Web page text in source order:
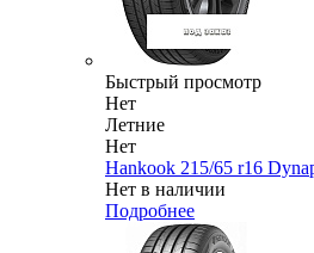
Быстрый просмотр
Нет
Летние
Нет
Hankook 215/65 r16
Нет в наличии
Подробнее